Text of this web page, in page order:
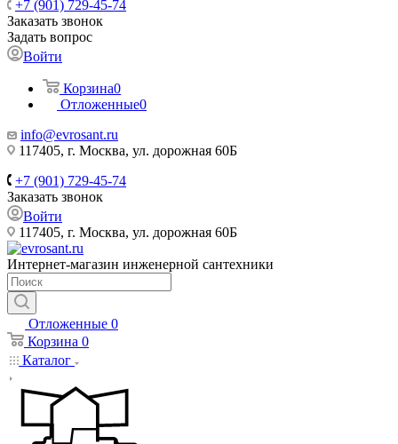
+7 (901) 729-45-74
Заказать звонок
Задать вопрос
Войти
Корзина0
Отложенные0
info@evrosant.ru
117405, г. Москва, ул. дорожная 60Б
+7 (901) 729-45-74
Заказать звонок
Войти
117405, г. Москва, ул. дорожная 60Б
Интернет-магазин инженерной сантехники
Отложенные 0
Корзина 0
Каталог